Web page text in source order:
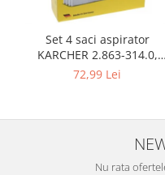
personala
Aparate cosmetice
Articole Sanatate si Wellness
Consumabile sanitare
personala
Set 4 saci aspirator
KARCHER 2.863-314.0,
compatibil cu WD, KWD, SE
72,99 Lei
Nu rata